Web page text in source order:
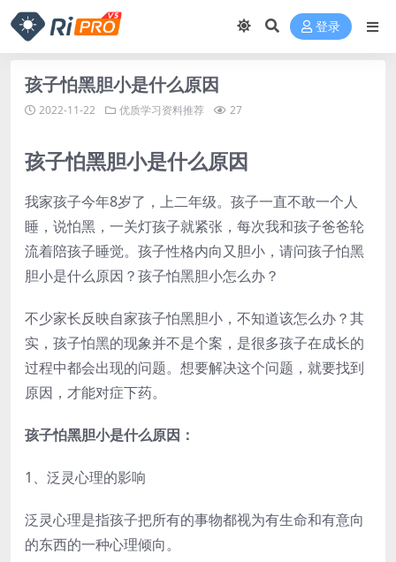
登录
孩子怕黑胆小是什么原因
2022-11-22 优质学习资料推荐 27
孩子怕黑胆小是什么原因
我家孩子今年8岁了，上二年级。孩子一直不敢一个人
睡，说怕黑，一关灯孩子就紧张，每次我和孩子爸爸轮
流着陪孩子睡觉。孩子性格内向又胆小，请问孩子怕黑
胆小是什么原因？孩子怕黑胆小怎么办？
不少家长反映自家孩子怕黑胆小，不知道该怎么办？其
实，孩子怕黑的现象并不是个案，是很多孩子在成长的
过程中都会出现的问题。想要解决这个问题，就要找到
原因，才能对症下药。
孩子怕黑胆小是什么原因：
1、泛灵心理的影响
泛灵心理是指孩子把所有的事物都视为有生命和有意向
的东西的一种心理倾向。